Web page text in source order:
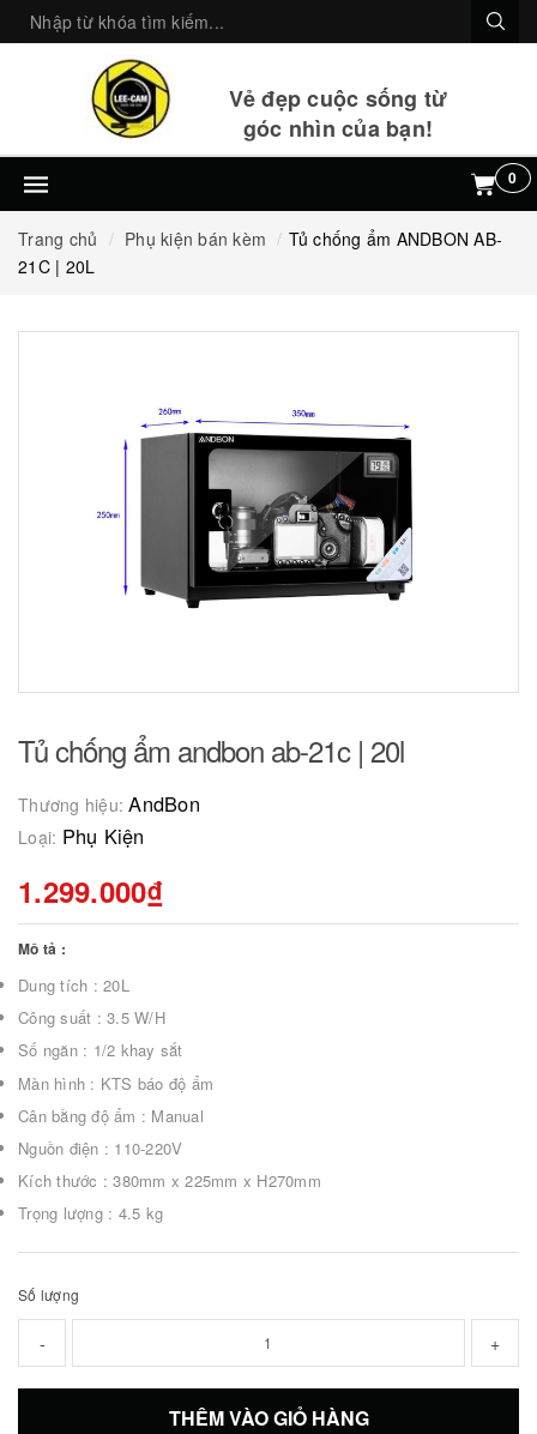
Vẻ đẹp cuộc sống từ
góc nhìn của bạn!
0
Trang chủ Phụ kiện bán kèm
Tủ chống ẩm ANDBON AB-
21C | 20L
Tủ chống ẩm andbon ab-21c | 20l
Thương hiệu:AndBon
Loại: Phụ Kiện
1.299.000₫
Mô tả :
Dung tích : 20L
Công suất : 3.5 W/H
Số ngăn : 1/2 khay sắt
Màn hình : KTS báo độ ẩm
Cân bằng độ ẩm : Manual
Nguồn điện : 110-220V
Kích thước : 380mm x 225mm x H270mm
Trọng lượng : 4.5 kg
Số lượng
- +
THÊM VÀO GIỎ HÀNG